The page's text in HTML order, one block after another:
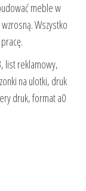
meble w
Wszystko
list reklamowy,
na ulotki, druk
druk, format a0